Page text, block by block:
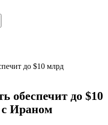
до $10 млрд
обеспечит до $10
с Ираном